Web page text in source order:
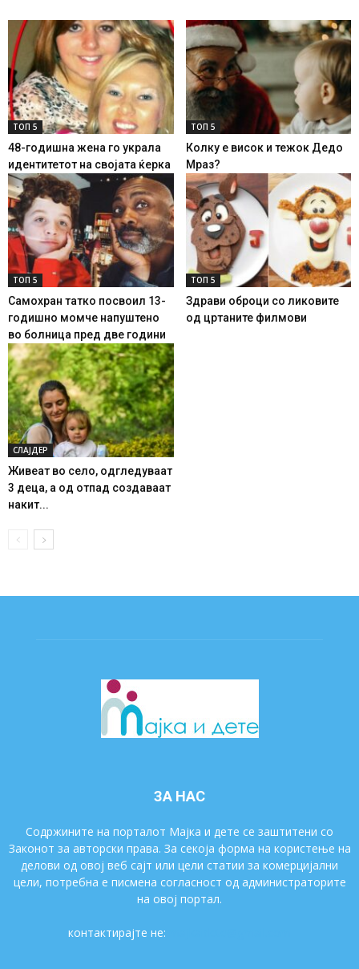
ТОП 5
48-годишна жена го украла
идентитетот на својата ќерка
ТОП 5
Колку е висок и тежок Дедо
Мраз?
ТОП 5
Самохран татко посвоил 13-
годишно момче напуштено
во болница пред две години
ТОП 5
Здрави оброци со ликовите
од цртаните филмови
СЛАЈДЕР
Живеат во село, одгледуваат
3 деца, а од отпад создаваат
накит...
ЗА НАС
Содржините на порталот Мајка и дете се заштитени со
Законот за авторски права. За секоја форма на користење на
делови од овој веб сајт или цели статии за комерцијални
цели, потребна е писмена согласност од администраторите
на овој портал.
контактирајте не: